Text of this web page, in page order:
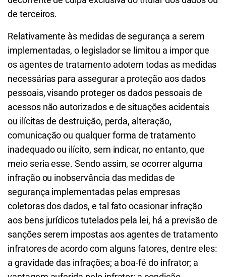
de terceiros.
Relativamente às medidas de segurança a serem
implementadas, o legislador se limitou a impor que
os agentes de tratamento adotem todas as medidas
necessárias para assegurar a proteção aos dados
pessoais, visando proteger os dados pessoais de
acessos não autorizados e de situações acidentais
ou ilícitas de destruição, perda, alteração,
comunicação ou qualquer forma de tratamento
inadequado ou ilícito, sem indicar, no entanto, que
meio seria esse. Sendo assim, se ocorrer alguma
infração ou inobservância das medidas de
segurança implementadas pelas empresas
coletoras dos dados, e tal fato ocasionar infração
aos bens jurídicos tutelados pela lei, há a previsão de
sanções serem impostas aos agentes de tratamento
infratores de acordo com alguns fatores, dentre eles:
a gravidade das infrações; a boa-fé do infrator; a